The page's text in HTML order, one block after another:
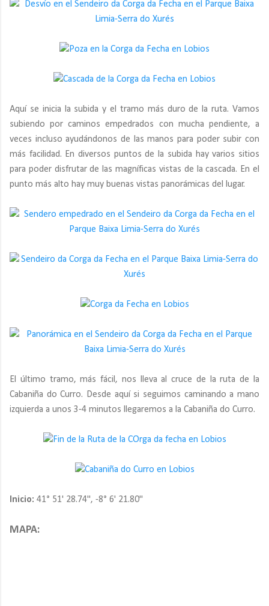
Aquí se inicia la subida y el tramo más duro de la ruta. Vamos
subiendo por caminos empedrados con mucha pendiente, a
veces incluso ayudándonos de las manos para poder subir con
más facilidad. En diversos puntos de la subida hay varios sitios
para poder disfrutar de las magníficas vistas de la cascada. En el
punto más alto hay muy buenas vistas panorámicas del lugar.
El último tramo, más fácil, nos lleva al cruce de la ruta de la
Cabaniña do Curro. Desde aquí si seguimos caminando a mano
izquierda a unos 3-4 minutos llegaremos a la Cabaniña do Curro.
Inicio: 41° 51' 28.74", -8° 6' 21.80"
MAPA: